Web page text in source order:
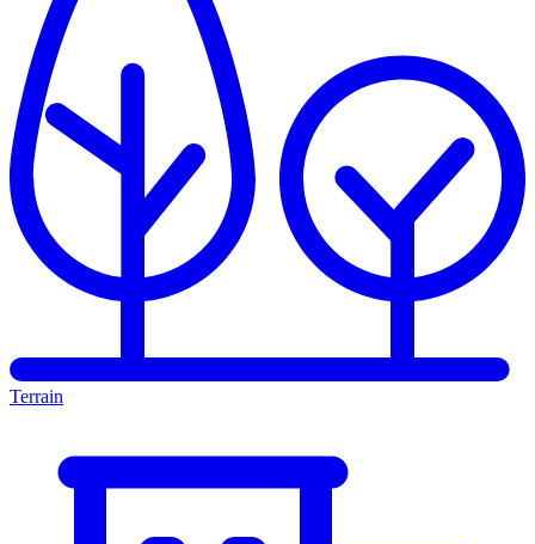
Terrain